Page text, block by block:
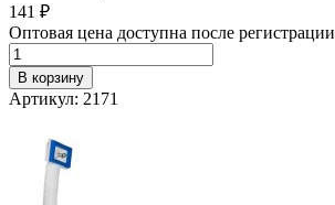
141 ₽
Оптовая цена доступна после регистрации
В корзину
Артикул: 2171